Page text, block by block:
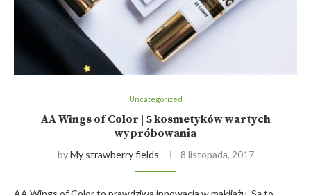
Uncategorized
AA Wings of Color | 5 kosmetyków wartych
wypróbowania
byMy strawberry fields 8 listopada, 2017